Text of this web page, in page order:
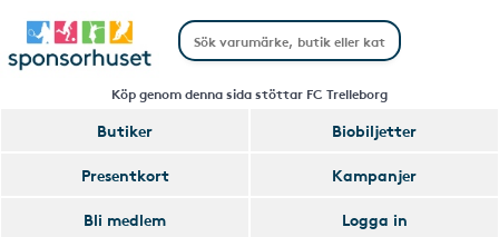
Köp genom denna sida stöttar FC Trelleborg
Butiker
Biobiljetter
Presentkort
Kampanjer
Bli medlem
Logga in